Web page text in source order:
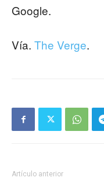
Google.
Vía. The Verge.
Artículo anterior